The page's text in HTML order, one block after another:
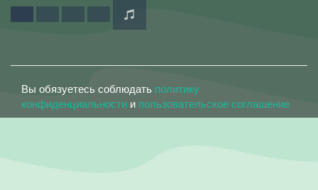
Вы обязуетесь соблюдать политику
конфиденциальности и пользовательское соглашение